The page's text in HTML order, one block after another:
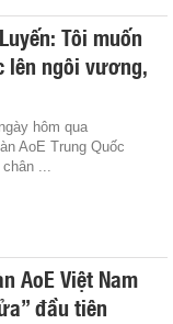
Tôi muốn
lên ngôi vương,
hôm qua
AoE Trung Quốc
...
AoE Việt Nam
đầu tiên